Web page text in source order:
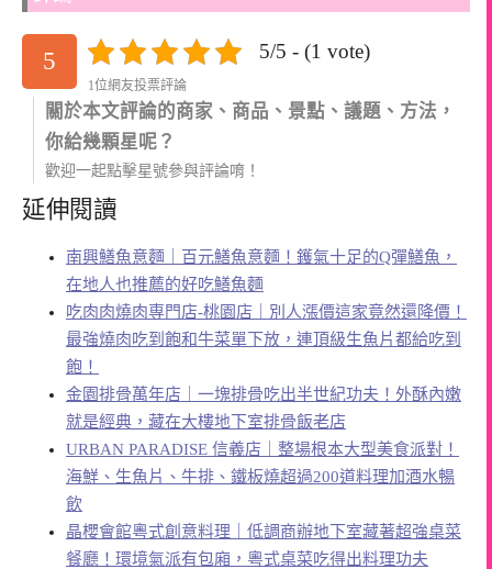
5 5/5 - (1 vote)
1位網友投票評論
關於本文評論的商家、商品、景點、議題、方法，
你給幾顆星呢？
歡迎一起點擊星號參與評論唷！
延伸閱讀
南興鱔魚意麵｜百元鱔魚意麵！鑊氣十足的Q彈鱔魚，
在地人也推薦的好吃鱔魚麵
吃肉肉燒肉専門店-桃園店｜別人漲價這家竟然還降價！
最強燒肉吃到飽和牛菜單下放，連頂級生魚片都給吃到
飽！
金園排骨萬年店｜一塊排骨吃出半世紀功夫！外酥內嫩
就是經典，藏在大樓地下室排骨飯老店
URBAN PARADISE 信義店｜整場根本大型美食派對！
海鮮、生魚片、牛排、鐵板燒超過200道料理加酒水暢
飲
晶櫻會館粵式創意料理｜低調商辦地下室藏著超強桌菜
餐廳！環境氣派有包廂，粵式桌菜吃得出料理功夫